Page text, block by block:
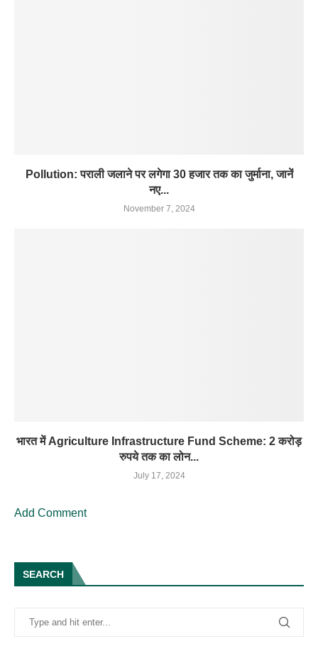
Pollution: पराली जलाने पर लगेगा 30 हजार तक का जुर्माना, जानें
नए...
November 7, 2024
भारत में Agriculture Infrastructure Fund Scheme: 2 करोड़
रुपये तक का लोन...
July 17, 2024
Add Comment
SEARCH